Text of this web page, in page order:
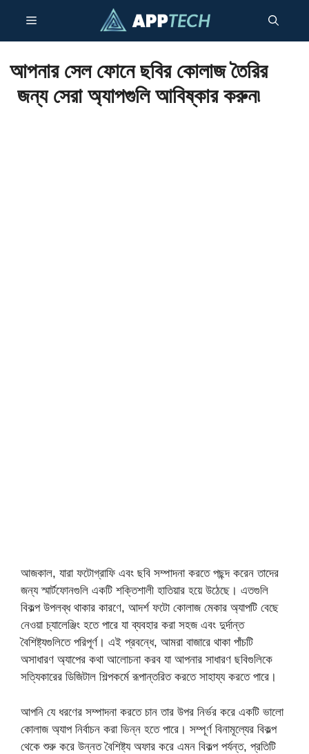
যান
মেন্যু
আপনার সেল ফোনে ছবির কোলাজ তৈরির
জন্য সেরা অ্যাপগুলি আবিষ্কার করুন৷
আজকাল, যারা ফটোগ্রাফি এবং ছবি সম্পাদনা করতে পছন্দ করেন তাদের
জন্য স্মার্টফোনগুলি একটি শক্তিশালী হাতিয়ার হয়ে উঠেছে। এতগুলি
বিকল্প উপলব্ধ থাকার কারণে, আদর্শ ফটো কোলাজ মেকার অ্যাপটি বেছে
নেওয়া চ্যালেঞ্জিং হতে পারে যা ব্যবহার করা সহজ এবং দুর্দান্ত
বৈশিষ্ট্যগুলিতে পরিপূর্ণ। এই প্রবন্ধে, আমরা বাজারে থাকা পাঁচটি
অসাধারণ অ্যাপের কথা আলোচনা করব যা আপনার সাধারণ ছবিগুলিকে
সত্যিকারের ডিজিটাল শিল্পকর্মে রূপান্তরিত করতে সাহায্য করতে পারে।
আপনি যে ধরণের সম্পাদনা করতে চান তার উপর নির্ভর করে একটি ভালো
কোলাজ অ্যাপ নির্বাচন করা ভিন্ন হতে পারে। সম্পূর্ণ বিনামূল্যের বিকল্প
থেকে শুরু করে উন্নত বৈশিষ্ট্য অফার করে এমন বিকল্প পর্যন্ত, প্রতিটি